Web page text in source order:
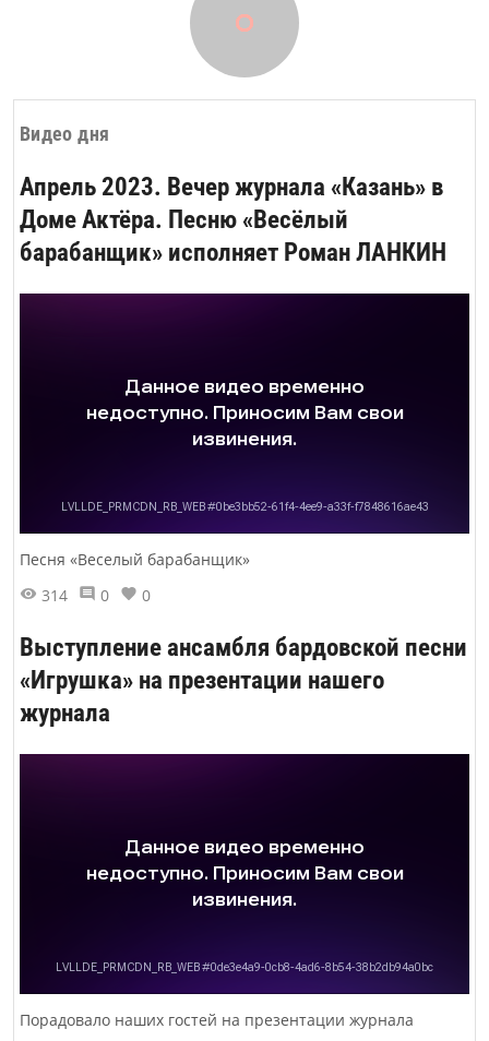
Видео дня
Апрель 2023. Вечер журнала «Казань» в
Доме Актёра. Песню «Весёлый
барабанщик» исполняет Роман ЛАНКИН
Песня «Веселый барабанщик»
314
0 0
Выступление ансамбля бардовской песни
«Игрушка» на презентации нашего
журнала
Порадовало наших гостей на презентации журнала